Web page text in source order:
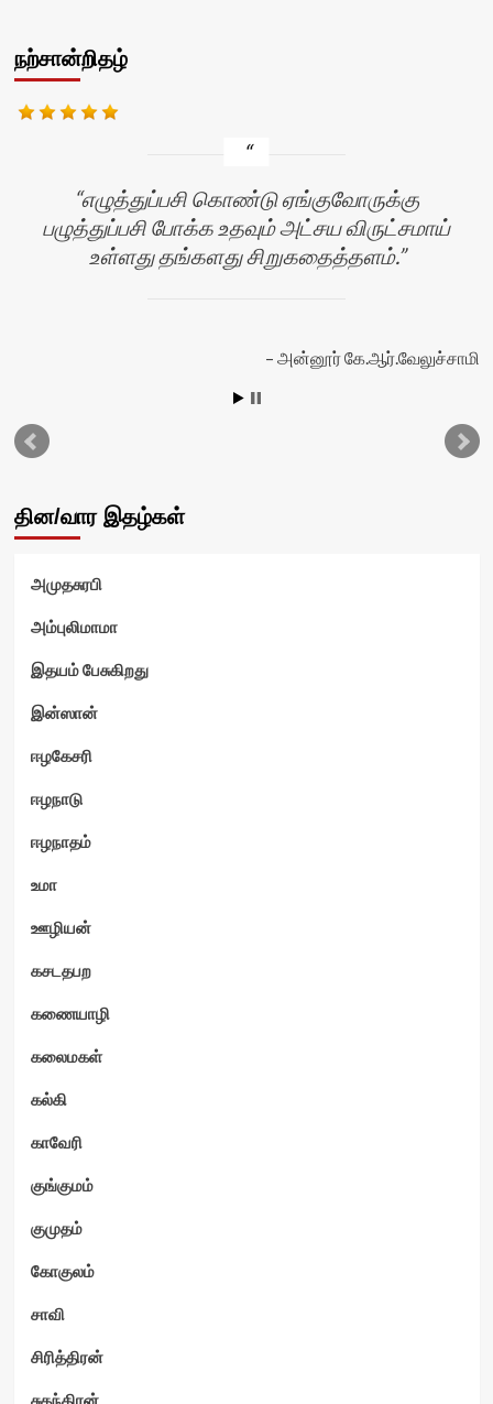
நற்சான்றிதழ்
எழுத்துப்பசி கொண்டு ஏங்குவோருக்கு
பழுத்துப்பசி போக்க உதவும் அட்சய விருட்சமாய்
உள்ளது தங்களது சிறுகதைத்தளம்.
அன்னூர் கே.ஆர்.வேலுச்சாமி
தின/வார இதழ்கள்
அமுதசுரபி
அம்புலிமாமா
இதயம் பேசுகிறது
இன்ஸான்
ஈழகேசரி
ஈழநாடு
ஈழநாதம்
உமா
ஊழியன்
கசடதபற
கணையாழி
கலைமகள்
கல்கி
காவேரி
குங்குமம்
குமுதம்
கோகுலம்
சாவி
சிரித்திரன்
சுதந்திரன்